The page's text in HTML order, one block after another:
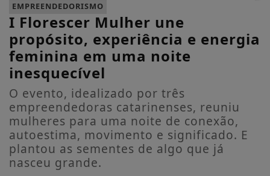
EMPREENDEDORISMO
I Florescer Mulher une
propósito, experiência e energia
feminina em uma noite
inesquecível
O evento, idealizado por três
empreendedoras catarinenses, reuniu
mulheres para uma noite de conexão,
autoestima, movimento e significado. E
plantou as sementes de algo que já
nasceu grande.